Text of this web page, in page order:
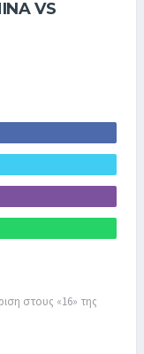
VS
στους «16» της